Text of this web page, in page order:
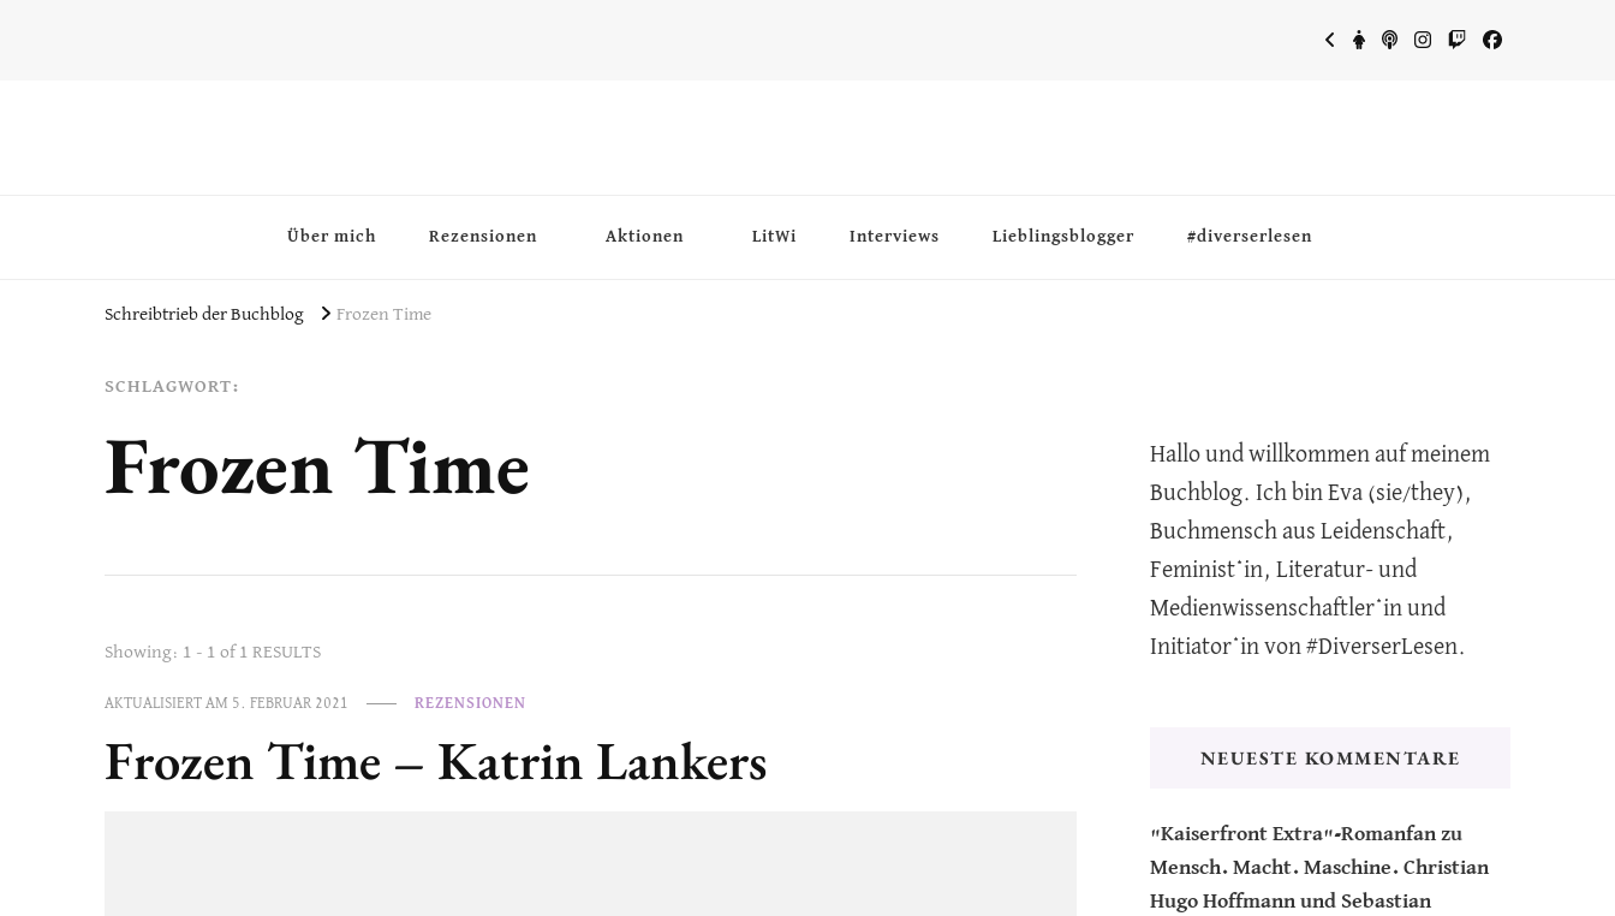
Über mich Rezensionen Aktionen LitWi Interviews Lieblingsblogger #diverserlesen
Schreibtrieb der Buchblog Frozen Time
SCHLAGWORT:
Frozen Time
Showing: 1 - 1 of 1 RESULTS
AKTUALISIERT AM 5. FEBRUAR 2021 REZENSIONEN
Frozen Time – Katrin Lankers
Hallo und willkommen auf meinem
Buchblog. Ich bin Eva (sie/they),
Buchmensch aus Leidenschaft,
Feminist*in, Literatur- und
Medienwissenschaftler*in und
Initiator*in von #DiverserLesen.
NEUESTE KOMMENTARE
"Kaiserfront Extra"-Romanfan zu
Mensch. Macht. Maschine. Christian
Hugo Hoffmann und Sebastian